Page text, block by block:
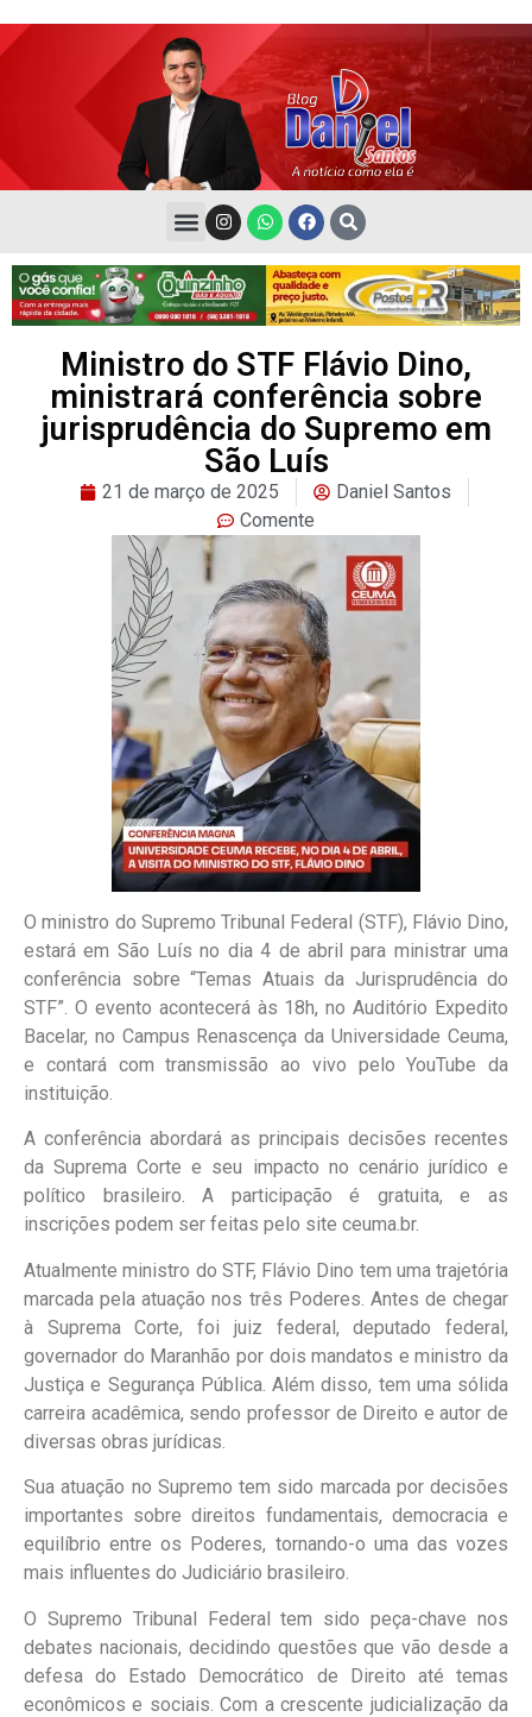
Ministro do STF Flávio Dino,
ministrará conferência sobre
jurisprudência do Supremo em
São Luís
21 de março de 2025
Daniel Santos
Comente
O ministro do Supremo Tribunal Federal (STF), Flávio Dino,
estará em São Luís no dia 4 de abril para ministrar uma
conferência sobre “Temas Atuais da Jurisprudência do
STF”. O evento acontecerá às 18h, no Auditório Expedito
Bacelar, no Campus Renascença da Universidade Ceuma,
e contará com transmissão ao vivo pelo YouTube da
instituição.
A conferência abordará as principais decisões recentes
da Suprema Corte e seu impacto no cenário jurídico e
político brasileiro. A participação é gratuita, e as
inscrições podem ser feitas pelo site ceuma.br.
Atualmente ministro do STF, Flávio Dino tem uma trajetória
marcada pela atuação nos três Poderes. Antes de chegar
à Suprema Corte, foi juiz federal, deputado federal,
governador do Maranhão por dois mandatos e ministro da
Justiça e Segurança Pública. Além disso, tem uma sólida
carreira acadêmica, sendo professor de Direito e autor de
diversas obras jurídicas.
Sua atuação no Supremo tem sido marcada por decisões
importantes sobre direitos fundamentais, democracia e
equilíbrio entre os Poderes, tornando-o uma das vozes
mais influentes do Judiciário brasileiro.
O Supremo Tribunal Federal tem sido peça-chave nos
debates nacionais, decidindo questões que vão desde a
defesa do Estado Democrático de Direito até temas
econômicos e sociais. Com a crescente judicialização da